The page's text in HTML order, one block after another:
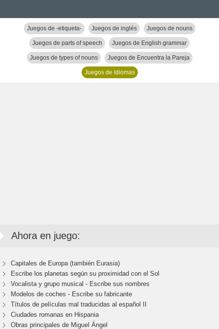
Juegos de -etiqueta- Juegos de inglés Juegos de nouns
Juegos de parts of speech Juegos de English grammar
Juegos de types of nouns Juegos de Encuentra la Pareja
Juegos de Idiomas
Ahora en juego:
Capitales de Europa (también Eurasia)
Escribe los planetas según su proximidad con el Sol
Vocalista y grupo musical - Escribe sus nombres
Modelos de coches - Escribe su fabricante
Títulos de películas mal traducidas al español II
Ciudades romanas en Hispania
Obras principales de Miguel Ángel